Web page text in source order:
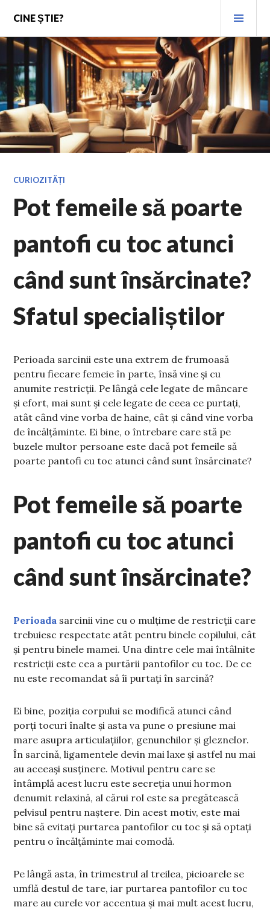
content
CINE ȘTIE?
CURIOZITĂȚI
Pot femeile să poarte
pantofi cu toc atunci
când sunt însărcinate?
Sfatul specialiștilor
Perioada sarcinii este una extrem de frumoasă
pentru fiecare femeie în parte, însă vine și cu
anumite restricții. Pe lângă cele legate de mâncare
și efort, mai sunt și cele legate de ceea ce purtați,
atât când vine vorba de haine, cât și când vine vorba
de încălțăminte. Ei bine, o întrebare care stă pe
buzele multor persoane este dacă pot femeile să
poarte pantofi cu toc atunci când sunt însărcinate?
Pot femeile să poarte
pantofi cu toc atunci
când sunt însărcinate?
Perioada sarcinii vine cu o mulțime de restricții care
trebuiesc respectate atât pentru binele copilului, cât
și pentru binele mamei. Una dintre cele mai întâlnite
restricții este cea a purtării pantofilor cu toc. De ce
nu este recomandat să îi purtați în sarcină?
Ei bine, poziția corpului se modifică atunci când
porți tocuri înalte și asta va pune o presiune mai
mare asupra articulațiilor, genunchilor și gleznelor.
În sarcină, ligamentele devin mai laxe și astfel nu mai
au aceeași susținere. Motivul pentru care se
întâmplă acest lucru este secreția unui hormon
denumit relaxină, al cărui rol este sa pregătească
pelvisul pentru naștere. Din acest motiv, este mai
bine să evitați purtarea pantofilor cu toc și să optați
pentru o încălțăminte mai comodă.
Pe lângă asta, în trimestrul al treilea, picioarele se
umflă destul de tare, iar purtarea pantofilor cu toc
mare au curele vor accentua și mai mult acest lucru,